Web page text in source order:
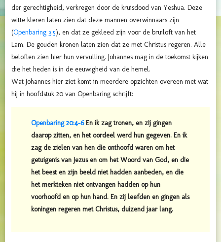
der gerechtigheid, verkregen door de kruisdood van Yeshua. Deze
witte kleren laten zien dat deze mannen overwinnaars zijn
(Openbaring 3:5), en dat ze gekleed zijn voor de bruiloft van het
Lam. De gouden kronen laten zien dat ze met Christus regeren. Alle
beloften zien hier hun vervulling. Johannes mag in de toekomst kijken
die het heden is in de eeuwigheid van de hemel.
Wat Johannes hier ziet komt in meerdere opzichten overeen met wat
hij in hoofdstuk 20 van Openbaring schrijft:
Openbaring 20:4-6En ik zag tronen, en zij gingen
daarop zitten, en het oordeel werd hun gegeven. En ik
zag de zielen van hen die onthoofd waren om het
getuigenis van Jezus en om het Woord van God, en die
het beest en zijn beeld niet hadden aanbeden, en die
het merkteken niet ontvangen hadden op hun
voorhoofd en op hun hand. En zij leefden en gingen als
koningen regeren met Christus, duizend jaar lang.